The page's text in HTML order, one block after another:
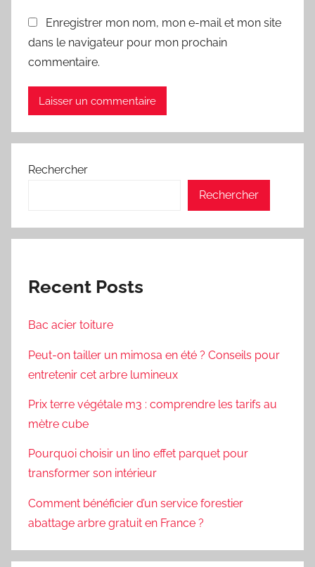
Enregistrer mon nom, mon e-mail et mon site
dans le navigateur pour mon prochain
commentaire.
Rechercher
Rechercher
Recent Posts
Bac acier toiture
Peut-on tailler un mimosa en été ? Conseils pour
entretenir cet arbre lumineux
Prix terre végétale m3 : comprendre les tarifs au
mètre cube
Pourquoi choisir un lino effet parquet pour
transformer son intérieur
Comment bénéficier d’un service forestier
abattage arbre gratuit en France ?